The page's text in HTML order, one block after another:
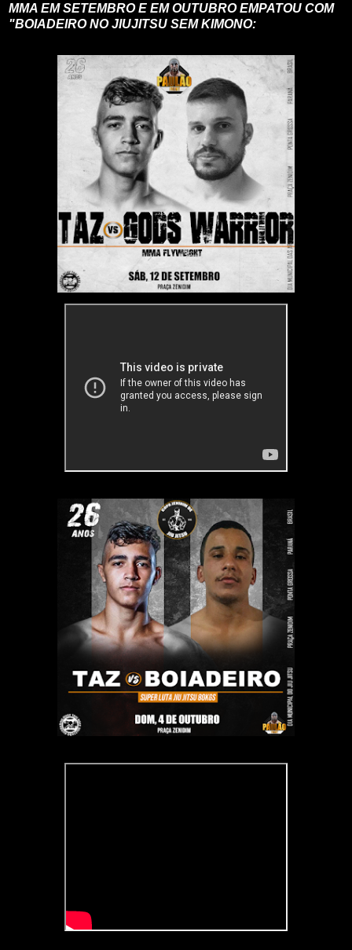
MMA EM SETEMBRO E EM OUTUBRO EMPATOU COM
"BOIADEIRO NO JIUJITSU SEM KIMONO: